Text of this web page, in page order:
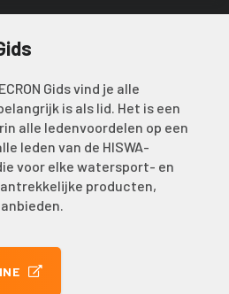
Gids vind je alle
is als lid. Het is een
alle ledenvoordelen op een
leden van de HISWA-
voor elke watersport- en
producten,